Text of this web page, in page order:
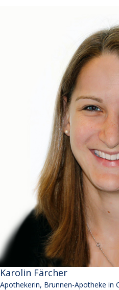
Karolin Färcher
Apothekerin, Brunnen-Apotheke in